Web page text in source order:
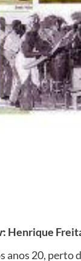
: Henrique
anos 20, perto